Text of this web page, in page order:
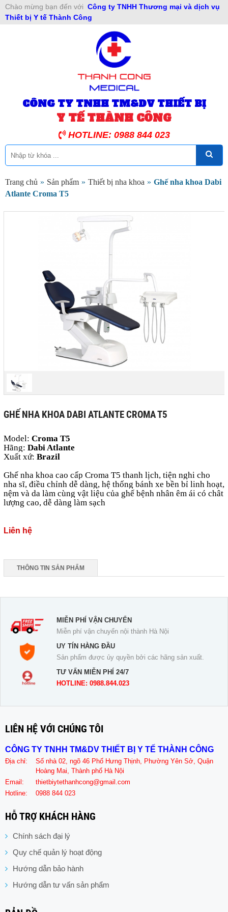
Chào mừng bạn đến với Công ty TNHH Thương mại và dịch vụ
Thiết bị Y tế Thành Công
CÔNG TY TNHH TM&DV THIẾT BỊ
Y TẾ THÀNH CÔNG
HOTLINE: 0988 844 023
Trang chủ » Sản phẩm » Thiết bị nha khoa » Ghế nha khoa Dabi
Atlante Croma T5
GHẾ NHA KHOA DABI ATLANTE CROMA T5
Model: Croma T5
Hãng: Dabi Atlante
Xuất xứ: Brazil
Ghế nha khoa cao cấp Croma T5 thanh lịch, tiện nghi cho
nha sĩ, điều chỉnh dễ dàng, hệ thống bánh xe bền bỉ linh hoạt,
nệm và da làm cùng vật liệu của ghế bệnh nhân êm ái có chât
lượng cao, dễ dàng làm sạch
Liên hệ
THÔNG TIN SẢN PHẨM
MIỄN PHÍ VẬN CHUYỂN
Miễn phí vận chuyển nội thành Hà Nội
UY TÍN HÀNG ĐẦU
Sản phẩm được ủy quyền bởi các hãng sản xuất.
TƯ VẤN MIỄN PHÍ 24/7
HOTLINE: 0988.844.023
LIÊN HỆ VỚI CHÚNG TÔI
CÔNG TY TNHH TM&DV THIẾT BỊ Y TẾ THÀNH CÔNG
Địa chỉ:
Số nhà 02, ngõ 46 Phố Hưng Thịnh, Phường Yên Sở, Quận
Hoàng Mai, Thành phố Hà Nội
Email:
thietbiytethanhcong@gmail.com
Hotline:
0988 844 023
HỖ TRỢ KHÁCH HÀNG
Chính sách đại lý
Quy chế quản lý hoạt động
Hướng dẫn bảo hành
Hướng dẫn tư vấn sản phẩm